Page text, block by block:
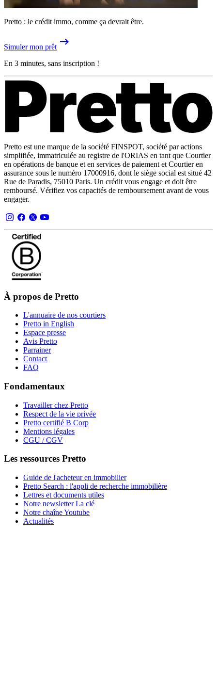
Pretto : le crédit immo, comme ça devrait être.
Simuler mon prêt
En 3 minutes, sans inscription !
Pretto est une marque de la société FINSPOT, société par actions
simplifiée, immatriculée au registre de l'ORIAS en tant que Courtier
en opérations de banque et en services de paiement et Courtier en
assurance sous le numéro 17000916, dont le siège social est situé 42
Rue de Paradis, 75010 Paris. Un crédit vous engage et doit être
remboursé. Vérifiez vos capacités de remboursement avant de vous
engager.
À propos de Pretto
L'annuaire de nos courtiers
Pretto in English
Espace presse
Avis Pretto
Parrainer
Contact
FAQ
Fondamentaux
Travailler chez Pretto
Respect de la vie privée
Pretto certifié B Corp
Mentions légales
CGU / CGV
Les ressources Pretto
Guide de l'acheteur en immobilier
Pretto Search : l'appli de recherche immobilière
Lettres et documents utiles
Notre newsletter La clé
Notre chaîne Youtube
Actualités